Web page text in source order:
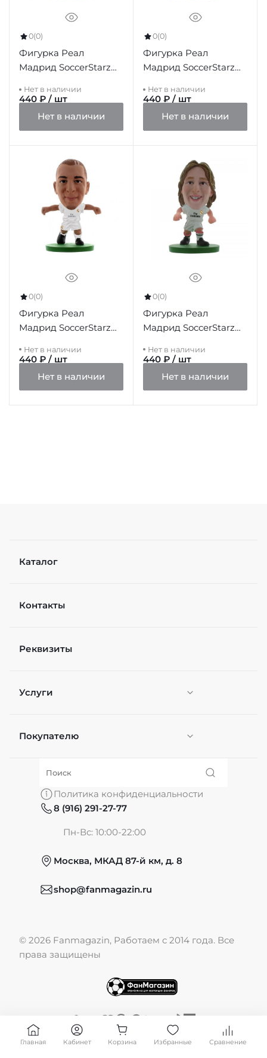
0(0)
Фигурка Реал
Мадрид SoccerStarz
Нет в наличии
440 ₽ / шт
Нет в наличии
0(0)
Фигурка Реал
Мадрид SoccerStarz
Нет в наличии
440 ₽ / шт
Нет в наличии
0(0)
Фигурка Реал
Мадрид SoccerStarz
Нет в наличии
440 ₽ / шт
Нет в наличии
0(0)
Фигурка Реал
Мадрид SoccerStarz
Нет в наличии
440 ₽ / шт
Нет в наличии
Каталог
Контакты
Реквизиты
Услуги
Персонификация
Покупателю
О нас
Обмен и возврат
Публичная оферта
Политика конфиденциальности
8 (916) 291-27-77
Пн-Вс: 10:00-22:00
Москва, МКАД 87-й км, д. 8
shop@fanmagazin.ru
© 2026 Fanmagazin, Работаем с 2014 года. Все
права защищены
Главная Кабинет Корзина Избранные Сравнение